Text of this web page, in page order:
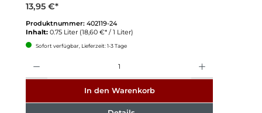
13,95 €*
Produktnummer: 402119-24
Inhalt: 0.75 Liter (18,60 €* / 1 Liter)
Sofort verfügbar, Lieferzeit: 1-3 Tage
In den Warenkorb